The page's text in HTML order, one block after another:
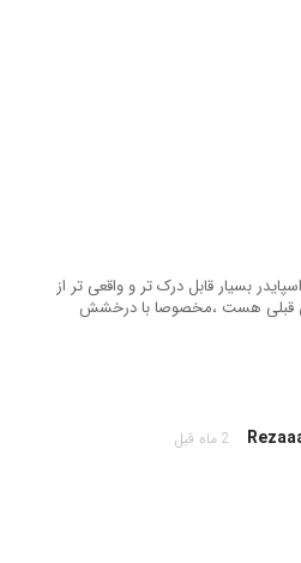
بسیار قابل درک تر و واقعی تر از
قبلی هست ،مخصوصا با درخشش
2 ماه قبل